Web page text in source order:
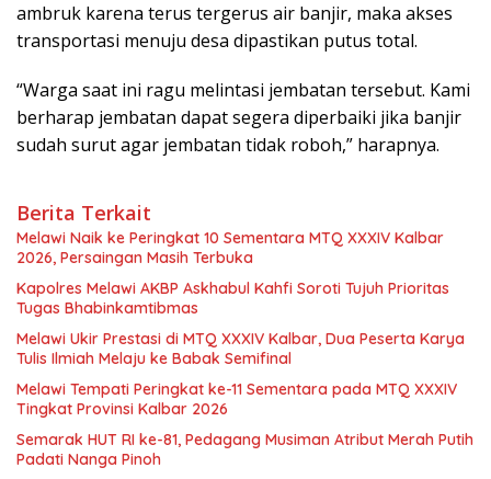
ambruk karena terus tergerus air banjir, maka akses
transportasi menuju desa dipastikan putus total.
“Warga saat ini ragu melintasi jembatan tersebut. Kami
berharap jembatan dapat segera diperbaiki jika banjir
sudah surut agar jembatan tidak roboh,” harapnya.
Berita Terkait
Melawi Naik ke Peringkat 10 Sementara MTQ XXXIV Kalbar
2026, Persaingan Masih Terbuka
Kapolres Melawi AKBP Askhabul Kahfi Soroti Tujuh Prioritas
Tugas Bhabinkamtibmas
Melawi Ukir Prestasi di MTQ XXXIV Kalbar, Dua Peserta Karya
Tulis Ilmiah Melaju ke Babak Semifinal
Melawi Tempati Peringkat ke-11 Sementara pada MTQ XXXIV
Tingkat Provinsi Kalbar 2026
Semarak HUT RI ke-81, Pedagang Musiman Atribut Merah Putih
Padati Nanga Pinoh